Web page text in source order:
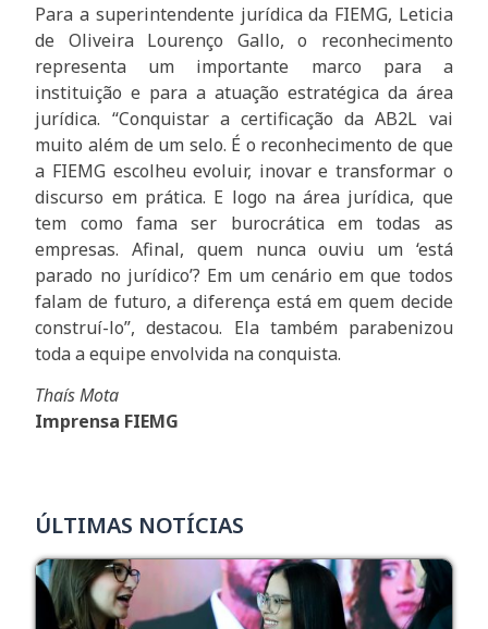
Para a superintendente jurídica da FIEMG, Leticia
de Oliveira Lourenço Gallo, o reconhecimento
representa um importante marco para a
instituição e para a atuação estratégica da área
jurídica. “Conquistar a certificação da AB2L vai
muito além de um selo. É o reconhecimento de que
a FIEMG escolheu evoluir, inovar e transformar o
discurso em prática. E logo na área jurídica, que
tem como fama ser burocrática em todas as
empresas. Afinal, quem nunca ouviu um ‘está
parado no jurídico’? Em um cenário em que todos
falam de futuro, a diferença está em quem decide
construí-lo”, destacou. Ela também parabenizou
toda a equipe envolvida na conquista.
Thaís Mota
Imprensa FIEMG
ÚLTIMAS NOTÍCIAS